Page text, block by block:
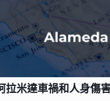
拉米達車禍和人身傷